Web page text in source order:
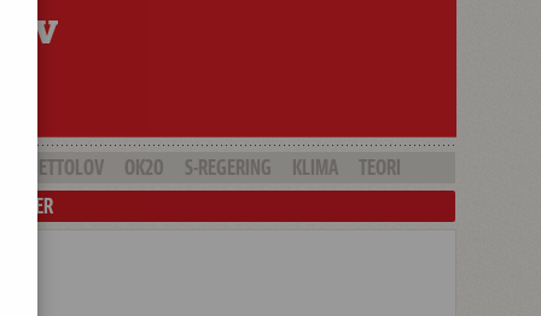
GHETTOLOV OK20 S-REGERING KLIMA
TEORI